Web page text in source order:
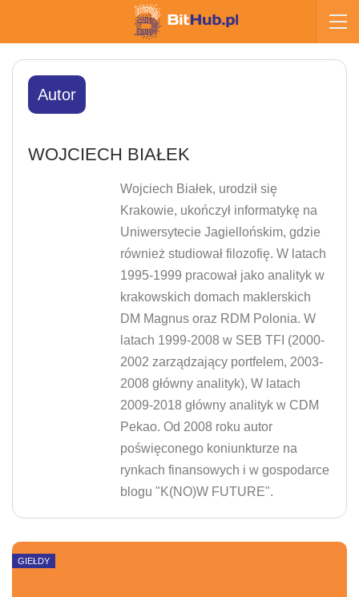
Autor
WOJCIECH BIAŁEK
Wojciech Białek, urodził się
Krakowie, ukończył informatykę na
Uniwersytecie Jagiellońskim, gdzie
również studiował filozofię. W latach
1995-1999 pracował jako analityk w
krakowskich domach maklerskich
DM Magnus oraz RDM Polonia. W
latach 1999-2008 w SEB TFI (2000-
2002 zarządzający portfelem, 2003-
2008 główny analityk), W latach
2009-2018 główny analityk w CDM
Pekao. Od 2008 roku autor
poświęconego koniunkturze na
rynkach finansowych i w gospodarce
blogu "K(NO)W FUTURE".
GIEŁDY